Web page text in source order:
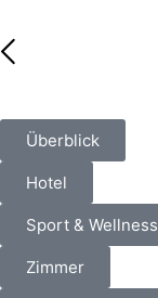
Überblick
Hotel
Sport & Wellness
Zimmer